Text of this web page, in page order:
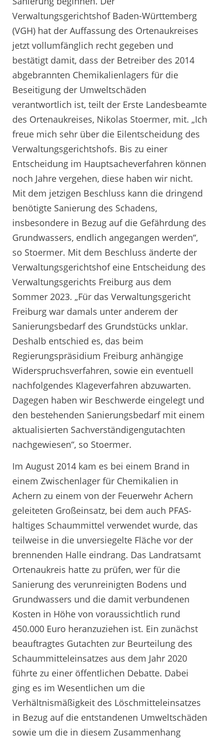
Verwaltungsgerichtshof Baden-Württemberg
(VGH) hat der Auffassung des Ortenaukreises
jetzt vollumfänglich recht gegeben und
bestätigt damit, dass der Betreiber des 2014
abgebrannten Chemikalienlagers für die
Beseitigung der Umweltschäden
verantwortlich ist, teilt der Erste Landesbeamte
des Ortenaukreises, Nikolas Stoermer, mit. „Ich
freue mich sehr über die Eilentscheidung des
Verwaltungsgerichtshofs. Bis zu einer
Entscheidung im Hauptsacheverfahren können
noch Jahre vergehen, diese haben wir nicht.
Mit dem jetzigen Beschluss kann die dringend
benötigte Sanierung des Schadens,
insbesondere in Bezug auf die Gefährdung des
Grundwassers, endlich angegangen werden“,
so Stoermer. Mit dem Beschluss änderte der
Verwaltungsgerichtshof eine Entscheidung des
Verwaltungsgerichts Freiburg aus dem
Sommer 2023. „Für das Verwaltungsgericht
Freiburg war damals unter anderem der
Sanierungsbedarf des Grundstücks unklar.
Deshalb entschied es, das beim
Regierungspräsidium Freiburg anhängige
Widerspruchsverfahren, sowie ein eventuell
nachfolgendes Klageverfahren abzuwarten.
Dagegen haben wir Beschwerde eingelegt und
den bestehenden Sanierungsbedarf mit einem
aktualisierten Sachverständigengutachten
nachgewiesen“, so Stoermer.
Im August 2014 kam es bei einem Brand in
einem Zwischenlager für Chemikalien in
Achern zu einem von der Feuerwehr Achern
geleiteten Großeinsatz, bei dem auch PFAS-
haltiges Schaummittel verwendet wurde, das
teilweise in die unversiegelte Fläche vor der
brennenden Halle eindrang. Das Landratsamt
Ortenaukreis hatte zu prüfen, wer für die
Sanierung des verunreinigten Bodens und
Grundwassers und die damit verbundenen
Kosten in Höhe von voraussichtlich rund
450.000 Euro heranzuziehen ist. Ein zunächst
beauftragtes Gutachten zur Beurteilung des
Schaummitteleinsatzes aus dem Jahr 2020
führte zu einer öffentlichen Debatte. Dabei
ging es im Wesentlichen um die
Verhältnismäßigkeit des Löschmitteleinsatzes
in Bezug auf die entstandenen Umweltschäden
sowie um die in diesem Zusammenhang